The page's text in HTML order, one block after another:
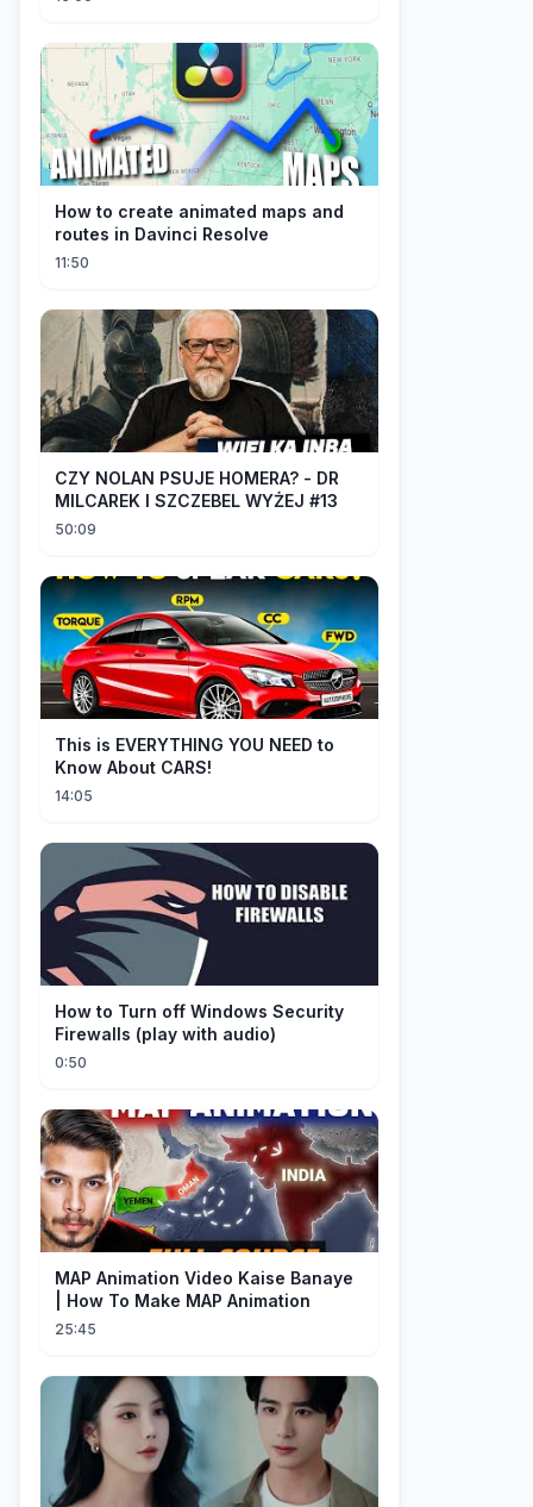
How to create animated maps and
routes in Davinci Resolve
11:50
CZY NOLAN PSUJE HOMERA? - DR
MILCAREK I SZCZEBEL WYŻEJ #13
50:09
This is EVERYTHING YOU NEED to
Know About CARS!
14:05
How to Turn off Windows Security
Firewalls (play with audio)
0:50
MAP Animation Video Kaise Banaye
| How To Make MAP Animation
25:45